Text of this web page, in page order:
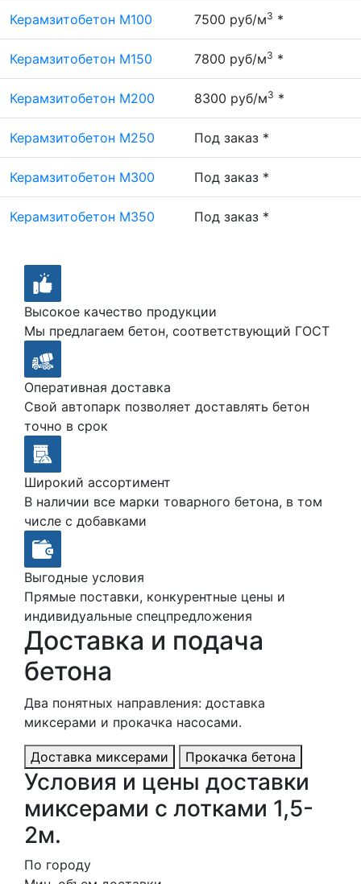
Керамзитобетон М100 7500 руб/м3 *
Керамзитобетон М150 7800 руб/м3 *
Керамзитобетон М200 8300 руб/м3 *
Керамзитобетон М250 Под заказ *
Керамзитобетон М300 Под заказ *
Керамзитобетон М350 Под заказ *
Высокое качество продукции
Мы предлагаем бетон, соответствующий ГОСТ
Оперативная доставка
Свой автопарк позволяет доставлять бетон
точно в срок
Широкий ассортимент
В наличии все марки товарного бетона, в том
числе с добавками
Выгодные условия
Прямые поставки, конкурентные цены и
индивидуальные спецпредложения
Доставка и подача
бетона
Два понятных направления: доставка
миксерами и прокачка насосами.
Доставка миксерами Прокачка бетона
Условия и цены доставки
миксерами с лотками 1,5-
2м.
По городу